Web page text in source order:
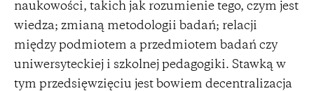
naukowości, takich jak rozumienie tego, czym jest
wiedza; zmianą metodologii badań; relacji
między podmiotem a przedmiotem badań czy
uniwersyteckiej i szkolnej pedagogiki. Stawką w
tym przedsięwzięciu jest bowiem decentralizacja